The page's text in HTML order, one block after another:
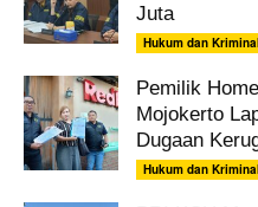
Juta
Hukum dan Kriminal
Pemilik
Mojokerto
Dugaan
Hukum dan Kriminal